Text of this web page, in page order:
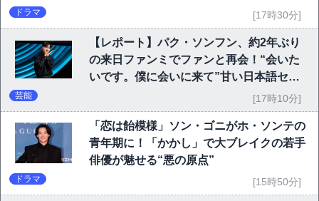
ドラマ [17時30分]
【レポート】パク・ソンフン、約2年ぶり
の来日ファンミでファンと再会！“会いた
いです。僕に会いに来て”甘い日本語セリ
芸能 [17時10分]
「恋は飴模様」ソン・ゴニがホ・ソンテの
青年期に！「かかし」で大ブレイクの若手
俳優が魅せる“悪の原点”
ドラマ [15時50分]